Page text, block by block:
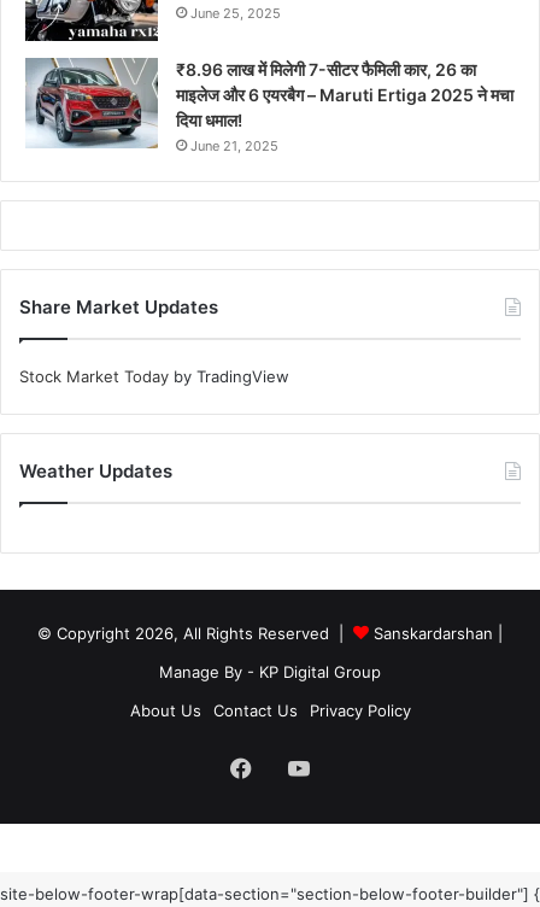
June 25, 2025
₹8.96 लाख में मिलेगी 7-सीटर फैमिली कार, 26 का
माइलेज और 6 एयरबैग – Maruti Ertiga 2025 ने मचा
दिया धमाल!
June 21, 2025
Share Market Updates
Stock Market Today by TradingView
Weather Updates
© Copyright 2026, All Rights Reserved | Sanskardarshan
Manage By - KP Digital Group
About Us
Contact Us Privacy Policy
FacebookYouTube
site-below-footer-wrap[data-section="section-below-footer-builder"] {